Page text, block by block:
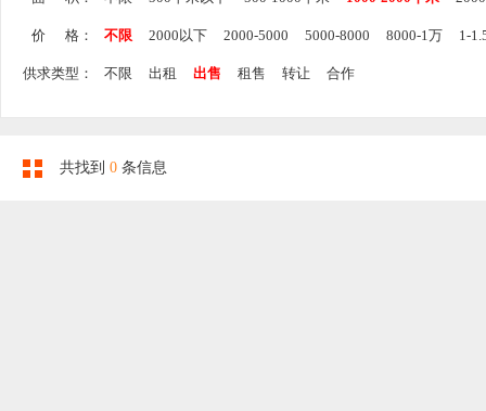
价 格： 不限 2000以下 2000-5000 5000-8000 8000-1万 1-
供求类型： 不限 出租 出售 租售 转让 合作
共找到 0 条信息